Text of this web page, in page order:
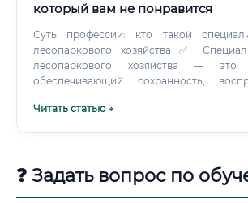
который вам не понравится
Суть профессии: кто такой
лесопаркового хозяйства ✅
лесопаркового хозяйства — это
обеспечивающий сохранность,
Это не просто «человек в
что составляет около 20% от всех лесов
Читать статью →
❓ Задать вопрос по